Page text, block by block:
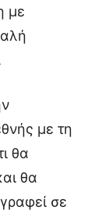
με
με τη
θα
θα
σε